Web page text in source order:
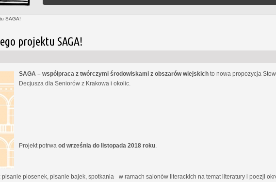
SAGA!
projektu SAGA!
SAGA – współpraca z twórczymi środowiskami z obszarów wiejskich to nowa propozycja
Decjusza dla Seniorów z Krakowa i okolic.
Projekt potrwa od września do listopada 2018 roku
piosenek, pisanie bajek, spotkania w ramach salonów literackich na temat literatury i poezji